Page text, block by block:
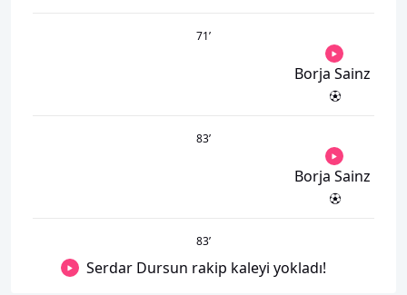
71’
Borja Sainz
83’
Borja Sainz
83’
Serdar Dursun rakip kaleyi yokladı!